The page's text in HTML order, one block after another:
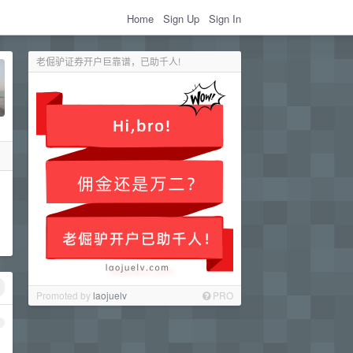
Home Sign Up Sign In
老倔驴证券开户巨靠谱，已助千人!
Promoted bylaojuelv PRO